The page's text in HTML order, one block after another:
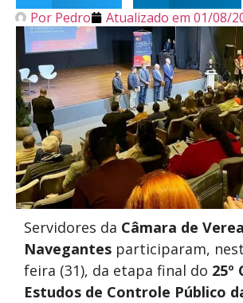
Por Pedro Atualizado em 01/08/
Servidores da Câmara de
Navegantes participaram,
feira (31), da etapa final do 25º
Estudos de Controle Público